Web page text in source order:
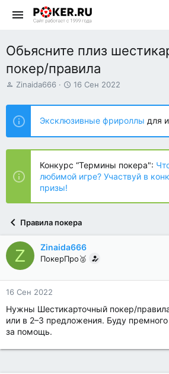
Обьясните плиз
покер/правила
А
т
о
р
т
е
ы
Zinaida666
Д
т
н
а
ч
а
16 Сен 2022
Эксклюзивные фрироллы для
Конкурс “Термины покера":
любимой игре? Участвуй в
призы!
Правила покера
Z Zinaida666
ПокерПро🥈
16 Сен 2022
Нужны Шестикарточный покер/
или в 2–3 предложения. Буду
за помощь.